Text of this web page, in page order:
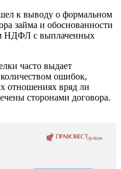
к выводу о формальном
займа и обоснованности
НДФЛ с выплаченных
часто выдает
ошибок,
отношениях вряд ли
сторонами договора.